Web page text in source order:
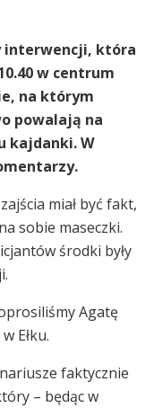
interwencji, która
w centrum
na którym
powalają na
kajdanki. W
miał być fakt,
sobie maseczki.
środki były
Agatę
Ełku.
faktycznie
– będąc w